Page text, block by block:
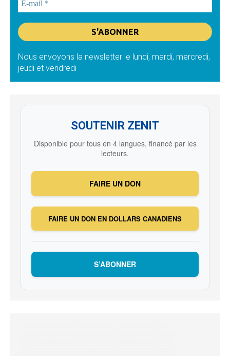
Nous envoyons la newsletter le lundi, mardi, mercredi,
jeudi et vendredi
SOUTENIR ZENIT
Disponible pour tous en 4 langues, financé par les
lecteurs.
FAIRE UN DON
FAIRE UN DON EN DOLLARS CANADIENS
S’ABONNER